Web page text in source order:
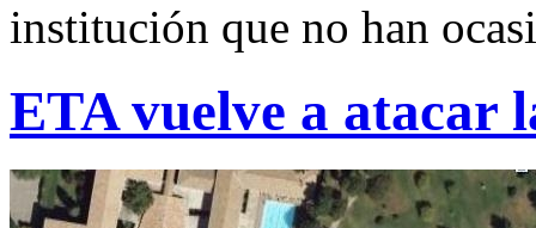
institución que no han
ETA vuelve a atacar